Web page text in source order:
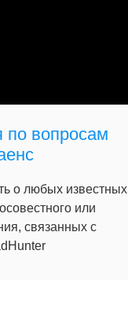
по вопросам
о любых известных
или
связанных с